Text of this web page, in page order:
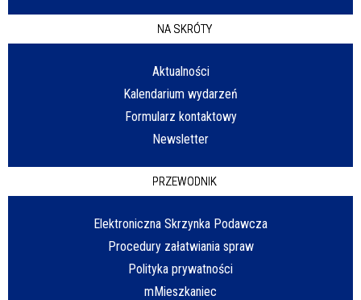
NA SKRÓTY
Aktualności
Kalendarium wydarzeń
Formularz kontaktowy
Newsletter
PRZEWODNIK
Elektroniczna Skrzynka Podawcza
Procedury załatwiania spraw
Polityka prywatności
mMieszkaniec